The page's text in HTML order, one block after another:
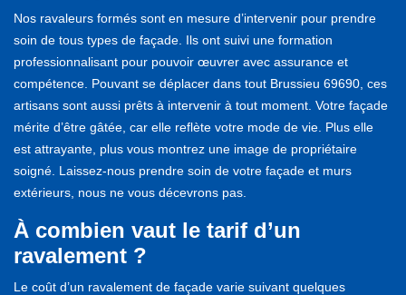
Nos ravaleurs formés sont en mesure d’intervenir pour prendre
soin de tous types de façade. Ils ont suivi une formation
professionnalisant pour pouvoir œuvrer avec assurance et
compétence. Pouvant se déplacer dans tout Brussieu 69690, ces
artisans sont aussi prêts à intervenir à tout moment. Votre façade
mérite d’être gâtée, car elle reflète votre mode de vie. Plus elle
est attrayante, plus vous montrez une image de propriétaire
soigné. Laissez-nous prendre soin de votre façade et murs
extérieurs, nous ne vous décevrons pas.
À combien vaut le tarif d’un
ravalement ?
Le coût d’un ravalement de façade varie suivant quelques